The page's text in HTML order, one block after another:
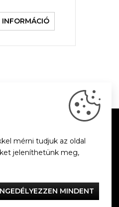
mérni tudjuk az oldal
jeleníthetünk meg,
MINDENT